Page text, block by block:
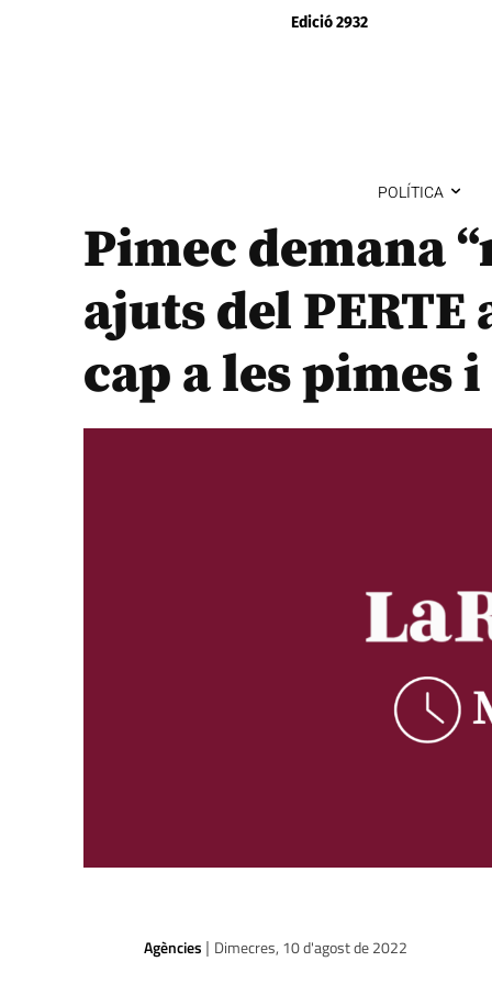
Edició 2932
POLÍTICA
Pimec demana
ajuts del
cap a les pimes
Agències | Dimecres, 10 d'agost de 2022